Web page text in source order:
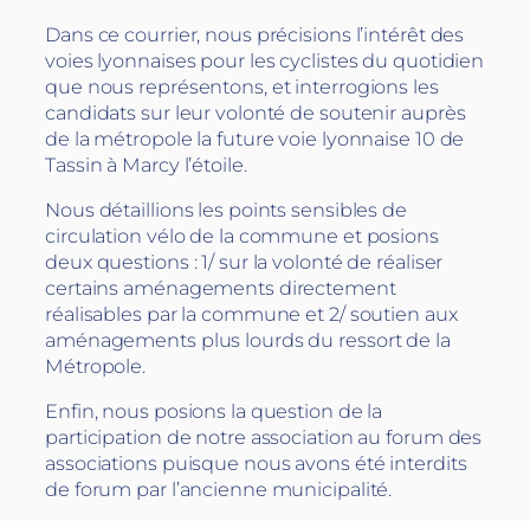
Dans ce courrier, nous précisions l’intérêt des
voies lyonnaises pour les cyclistes du quotidien
que nous représentons, et interrogions les
candidats sur leur volonté de soutenir auprès
de la métropole la future voie lyonnaise 10 de
Tassin à Marcy l’étoile.
Nous détaillions les points sensibles de
circulation vélo de la commune et posions
deux questions : 1/ sur la volonté de réaliser
certains aménagements directement
réalisables par la commune et 2/ soutien aux
aménagements plus lourds du ressort de la
Métropole.
Enfin, nous posions la question de la
participation de notre association au forum des
associations puisque nous avons été interdits
de forum par l’ancienne municipalité.